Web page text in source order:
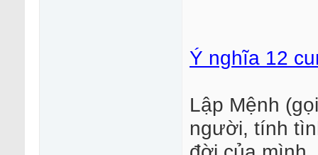
Ý nghĩa 12
Lập Mệnh
người, tính